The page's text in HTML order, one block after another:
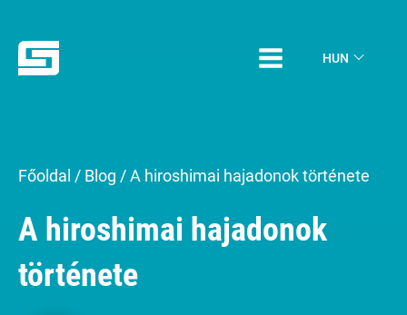
HUN
Főoldal / Blog /A hiroshimai hajadonok története
A hiroshimai hajadonok
története